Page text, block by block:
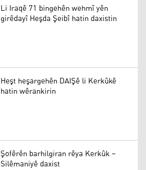
Li Iraqê 71 bingehên wehmî yên
girêdayî Heşda Şeibî hatin daxistin
Heşt heşargehên DAIŞê li Kerkûkê
hatin wêrankirin
Şofêrên barhilgiran rêya Kerkûk –
Silêmaniyê daxist